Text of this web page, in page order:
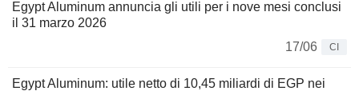
Egypt Aluminum annuncia gli utili per i nove mesi conclusi
il 31 marzo 2026
17/06
CI
Egypt Aluminum: utile netto di 10,45 miliardi di EGP nei